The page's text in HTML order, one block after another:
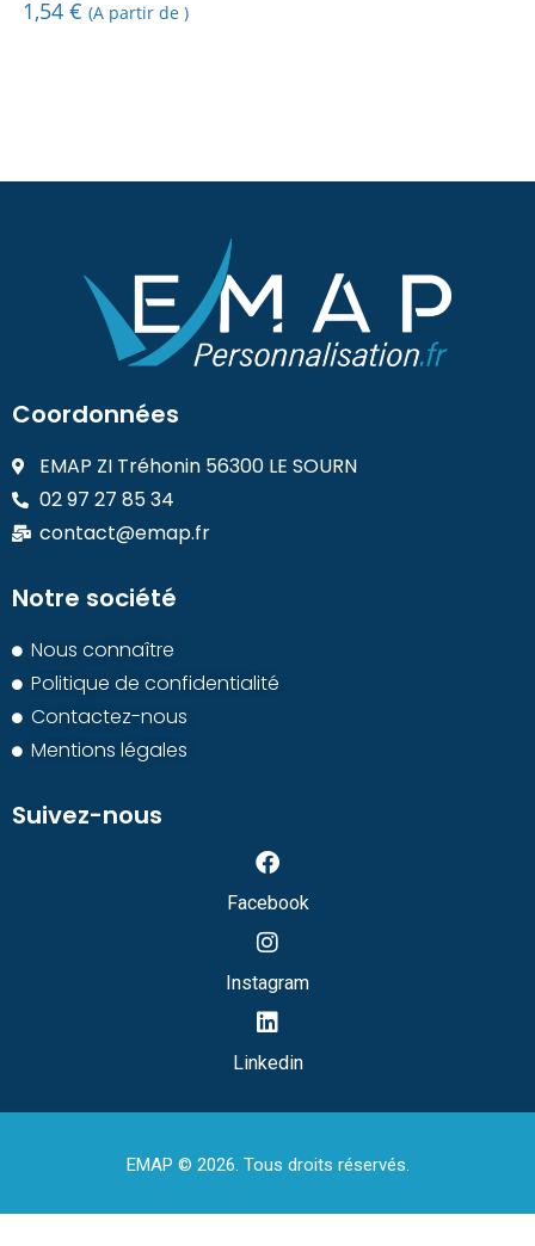
1,54 € (A partir de )
Coordonnées
EMAP ZI Tréhonin 56300 LE SOURN
02 97 27 85 34
contact@emap.fr
Notre société
Nous connaître
Politique de confidentialité
Contactez-nous
Mentions légales
Suivez-nous
Facebook
Instagram
Linkedin
EMAP © 2026. Tous droits réservés.